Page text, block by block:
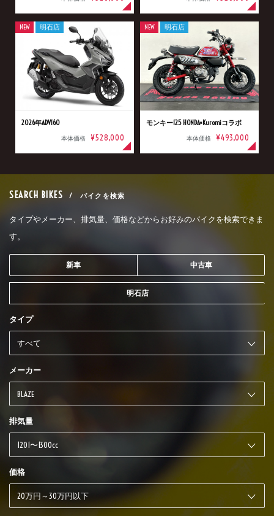
2026年ADV160
本体価格 ¥528,000
NEW 明石店
モンキー125 HONDA×Kuromiコラボ
本体価格 ¥493,000
NEW 明石店
SEARCH BIKES / バイクを検索
タイプやメーカー、排気量、価格などからお好みのバイクを検索できま
す。
新車 中古車
明石店
タイプ
メーカー
排気量
価格